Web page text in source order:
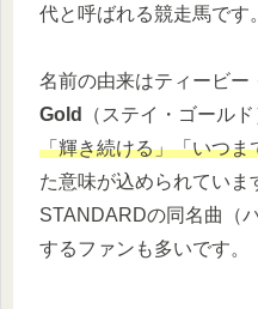
代と呼ばれる競走馬です。
名前の由来はティービー
Gold
（ステイ・ゴールド
「輝き続ける」「いつま
た意味が込められてい
STANDARDの同名曲（
するファンも多いです。